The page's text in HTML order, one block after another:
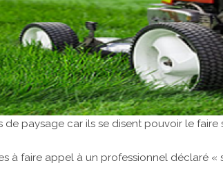
paysage car ils se disent pouvoir le
à faire appel à un professionnel déclaré «